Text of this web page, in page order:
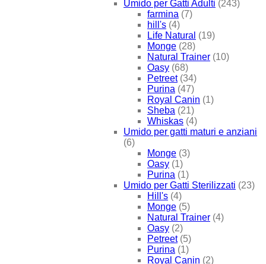
Umido per Gatti Adulti (243)
farmina (7)
hill's (4)
Life Natural (19)
Monge (28)
Natural Trainer (10)
Oasy (68)
Petreet (34)
Purina (47)
Royal Canin (1)
Sheba (21)
Whiskas (4)
Umido per gatti maturi e anziani
(6)
Monge (3)
Oasy (1)
Purina (1)
Umido per Gatti Sterilizzati (23)
Hill's (4)
Monge (5)
Natural Trainer (4)
Oasy (2)
Petreet (5)
Purina (1)
Royal Canin (2)